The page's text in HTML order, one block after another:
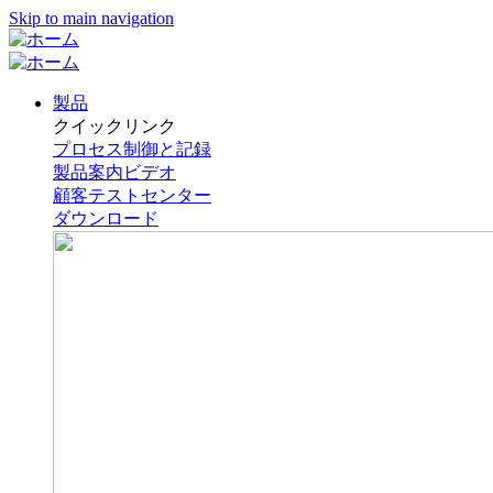
Skip to main navigation
製品
クイックリンク
プロセス制御と記録
製品案内ビデオ
顧客テストセンター
ダウンロード